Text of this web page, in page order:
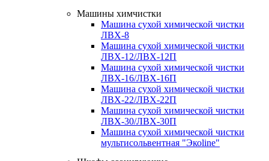
Машины химчистки
Машина сухой химической чистки
ЛВХ-8
Машина сухой химической чистки
ЛВХ-12/ЛВХ-12П
Машина сухой химической чистки
ЛВХ-16/ЛВХ-16П
Машина сухой химической чистки
ЛВХ-22/ЛВХ-22П
Машина сухой химической чистки
ЛВХ-30/ЛВХ-30П
Машина сухой химической чистки
мультисольвентная "Экоline"